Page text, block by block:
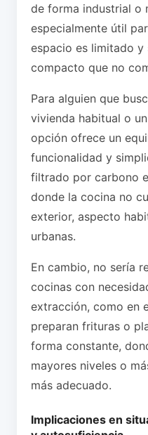
de forma industrial o
especialmente útil
espacio es limitado y
compacto que no
Para alguien que
vivienda habitual o
opción ofrece un
funcionalidad y
filtrado por carbono
donde la cocina no
exterior, aspecto
urbanas.
En cambio, no sería
cocinas con
extracción, como en
preparan frituras o
forma constante,
mayores niveles o
más adecuado.
Implicaciones en